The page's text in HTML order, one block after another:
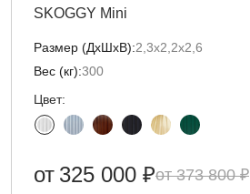
SKOGGY Mini
Размер (ДxШxВ):2,3х2,2х2,6
Вес (кг):300
Цвет:
373 800 ₽
от 325 000 ₽